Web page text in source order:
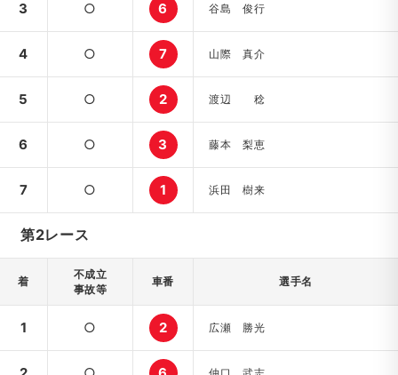
3 ○ 6 谷島 俊行
4 ○ 7 山際 真介
5 ○ 2 渡辺 稔
6 ○ 3 藤本 梨恵
7 ○ 1 浜田 樹来
第2レース
着
不成立
事故等
車番 選手名
1 ○ 2 広瀬 勝光
仲口 武志